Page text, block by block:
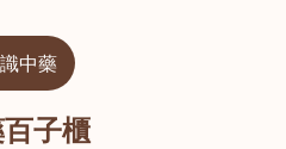
中藥
子櫃